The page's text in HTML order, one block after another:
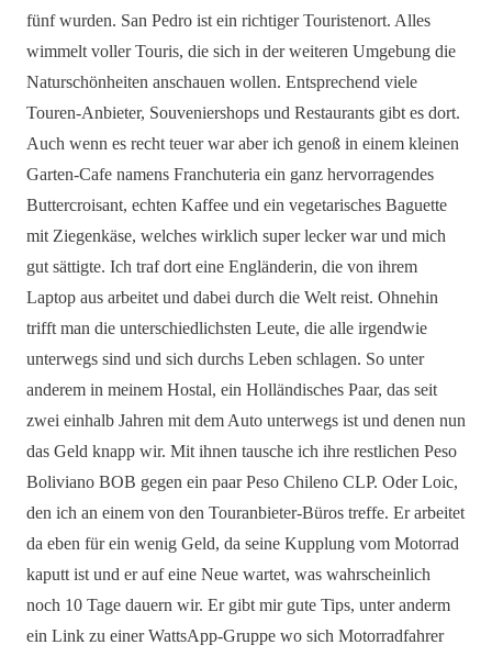
fünf wurden. San Pedro ist ein richtiger Touristenort. Alles
wimmelt voller Touris, die sich in der weiteren Umgebung die
Naturschönheiten anschauen wollen. Entsprechend viele
Touren-Anbieter, Souveniershops und Restaurants gibt es dort.
Auch wenn es recht teuer war aber ich genoß in einem kleinen
Garten-Cafe namens Franchuteria ein ganz hervorragendes
Buttercroisant, echten Kaffee und ein vegetarisches Baguette
mit Ziegenkäse, welches wirklich super lecker war und mich
gut sättigte. Ich traf dort eine Engländerin, die von ihrem
Laptop aus arbeitet und dabei durch die Welt reist. Ohnehin
trifft man die unterschiedlichsten Leute, die alle irgendwie
unterwegs sind und sich durchs Leben schlagen. So unter
anderem in meinem Hostal, ein Holländisches Paar, das seit
zwei einhalb Jahren mit dem Auto unterwegs ist und denen nun
das Geld knapp wir. Mit ihnen tausche ich ihre restlichen Peso
Boliviano BOB gegen ein paar Peso Chileno CLP. Oder Loic,
den ich an einem von den Touranbieter-Büros treffe. Er arbeitet
da eben für ein wenig Geld, da seine Kupplung vom Motorrad
kaputt ist und er auf eine Neue wartet, was wahrscheinlich
noch 10 Tage dauern wir. Er gibt mir gute Tips, unter anderm
ein Link zu einer WattsApp-Gruppe wo sich Motorradfahrer